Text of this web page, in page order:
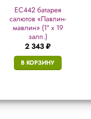
ЕС442 батарея
салютов «Павлин-
мавлин» (1″ х 19
залп.)
2 343₽
В КОРЗИНУ